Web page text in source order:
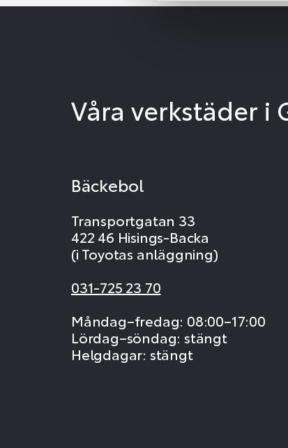
Våra verkstäder i
Bäckebol
Transportgatan 33
422 46 Hisings-Backa
(i Toyotas anläggning)
031-725 23 70
Måndag–fredag: 08:00–17:00
Lördag–söndag: stängt
Helgdagar: stängt